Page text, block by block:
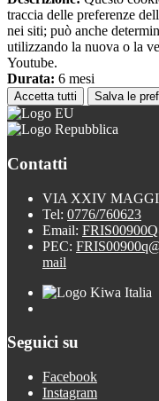
traccia delle preferenze
nei siti; può anche
utilizzando la nuova o la
Youtube.
Durata: 6 mesi
Accetta tutti Salva le
Contatti
VIA XXIV
Tel: 0776/760623
Email:
PEC:
mail
Seguici su
Facebook
Instagram